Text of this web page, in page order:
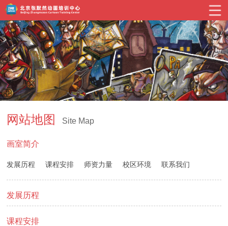
网站地图 Site Map
画室简介
发展历程 课程安排 师资力量 校区环境 联系我们
发展历程
课程安排